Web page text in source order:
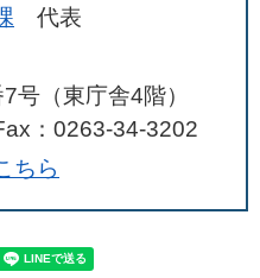
代表
号（東庁舎4階）
：0263-34-3202
ちら